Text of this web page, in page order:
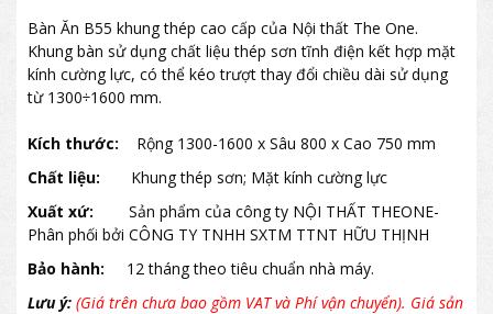
Bàn Ăn B55 khung thép cao cấp của Nội thất The One.
Khung bàn sử dụng chất liệu thép sơn tĩnh điện kết hợp mặt
kính cường lực, có thể kéo trượt thay đổi chiều dài sử dụng
từ 1300÷1600 mm.
Kích thước: Rộng 1300-1600 x Sâu 800 x Cao 750 mm
Chất liệu:
Khung thép sơn; Mặt kính cường lực
Xuất xứ:
Sản phẩm của công ty NỘI THẤT THEONE-
Phân phối bởi CÔNG TY TNHH SXTM TTNT HỮU THỊNH
Bảo hành:
12 tháng theo tiêu chuẩn nhà máy.
Lưu ý: (Giá trên chưa bao gồm VAT và Phí vận chuyển). Giá sản